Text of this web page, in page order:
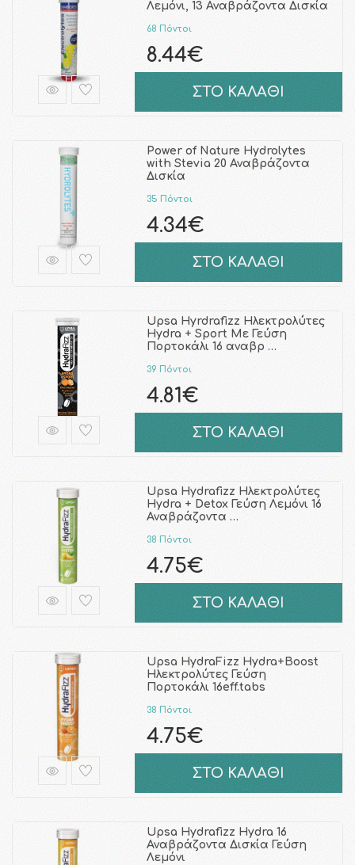
Λεμόνι, 13 Αναβράζοντα Δισκία
68 Πόντοι
8.44€
ΣΤΟ ΚΑΛΑΘΙ
Power of Nature Hydrolytes
with Stevia 20 Αναβράζοντα
Δισκία
35 Πόντοι
4.34€
ΣΤΟ ΚΑΛΑΘΙ
Upsa Hyrdrafizz Ηλεκτρολύτες
Hydra + Sport Με Γεύση
Πορτοκάλι 16 αναβρ …
39 Πόντοι
4.81€
ΣΤΟ ΚΑΛΑΘΙ
Upsa Hydrafizz Ηλεκτρολύτες
Hydra + Detox Γεύση Λεμόνι 16
Αναβράζοντα …
38 Πόντοι
4.75€
ΣΤΟ ΚΑΛΑΘΙ
Upsa HydraFizz Hydra+Boost
Ηλεκτρολύτες Γεύση
Πορτοκάλι 16eff.tabs
38 Πόντοι
4.75€
ΣΤΟ ΚΑΛΑΘΙ
Upsa Hydrafizz Hydra 16
Αναβράζοντα Δισκία Γεύση
Λεμόνι